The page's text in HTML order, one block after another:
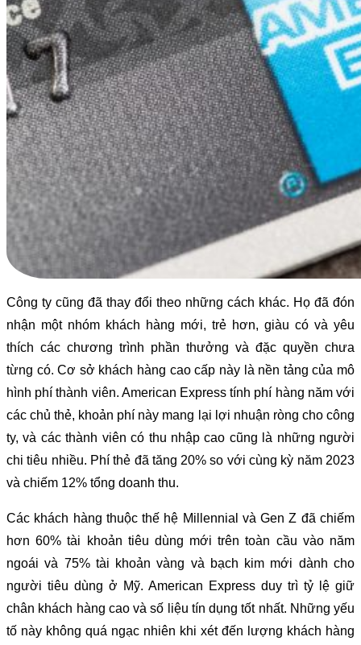
Công ty cũng đã thay đổi theo những cách khác. Họ đã đón
nhận một nhóm khách hàng mới, trẻ hơn, giàu có và yêu
thích các chương trình phần thưởng và đặc quyền chưa
từng có. Cơ sở khách hàng cao cấp này là nền tảng của mô
hình phí thành viên. American Express tính phí hàng năm với
các chủ thẻ, khoản phí này mang lại lợi nhuận ròng cho công
ty, và các thành viên có thu nhập cao cũng là những người
chi tiêu nhiều. Phí thẻ đã tăng 20% so với cùng kỳ năm 2023
và chiếm 12% tổng doanh thu.
Các khách hàng thuộc thế hệ Millennial và Gen Z đã chiếm
hơn 60% tài khoản tiêu dùng mới trên toàn cầu vào năm
ngoái và 75% tài khoản vàng và bạch kim mới dành cho
người tiêu dùng ở Mỹ. American Express duy trì tỷ lệ giữ
chân khách hàng cao và số liệu tín dụng tốt nhất. Những yếu
tố này không quá ngạc nhiên khi xét đến lượng khách hàng